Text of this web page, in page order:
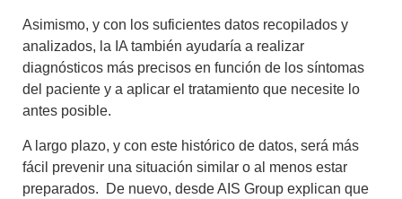
Asimismo, y con los suficientes datos recopilados y
analizados, la IA también ayudaría a realizar
diagnósticos más precisos en función de los síntomas
del paciente y a aplicar el tratamiento que necesite lo
antes posible.
A largo plazo, y con este histórico de datos, será más
fácil prevenir una situación similar o al menos estar
preparados. De nuevo, desde AIS Group explican que